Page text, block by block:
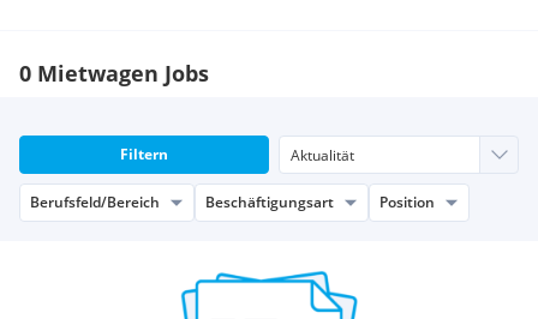
0 Mietwagen Jobs
Filtern
Berufsfeld/Bereich Beschäftigungsart Position